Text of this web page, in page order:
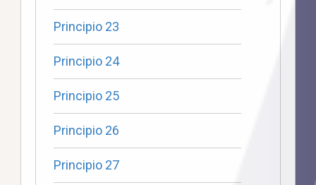
Principio 23
Principio 24
Principio 25
Principio 26
Principio 27